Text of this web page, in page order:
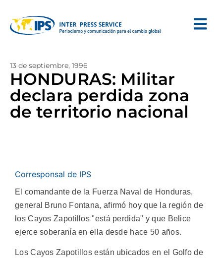
13 de septiembre, 1996
HONDURAS: Militar
declara perdida zona
de territorio nacional
Corresponsal de IPS
El comandante de la Fuerza Naval de Honduras,
general Bruno Fontana, afirmó hoy que la región de
los Cayos Zapotillos "está perdida" y que Belice
ejerce soberanía en ella desde hace 50 años.
Los Cayos Zapotillos están ubicados en el Golfo de